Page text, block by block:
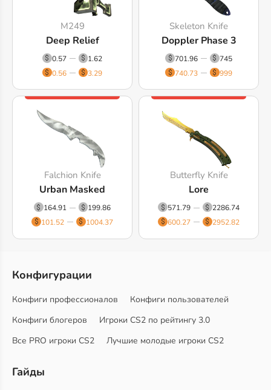
M249
Deep Relief
0.57
1.62
0.56
3.29
Skeleton Knife
Doppler Phase 3
701.96
745
740.73
999
Falchion Knife
Urban Masked
164.91
199.86
101.52
1004.37
Butterfly Knife
Lore
571.79
2286.74
600.27
2952.82
Конфигурации
Конфиги профессионалов
Конфиги пользователей
Конфиги блогеров
Игроки CS2 по рейтингу 3.0
Все PRO игроки CS2
Лучшие молодые игроки CS2
Гайды